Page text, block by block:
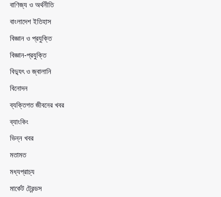
বাণিজ্য ও অর্থনীতি
বাংলাদেশ ইতিহাস
বিজ্ঞান ও প্রযুক্তি
বিজ্ঞান-প্রযুক্তি
বিদ্যুৎ ও জ্বালানি
বিনোদন
ব্যক্তিগত জীবনের খবর
ব্যাংকিং
ভিন্ন খবর
মতামত
মধ্যপ্রাচ্য
মার্কেট ট্রেন্ডস